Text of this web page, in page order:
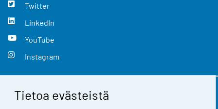
Tietoa evästeistä
Twitter
LinkedIn
YouTube
Instagram
Yhteystiedot